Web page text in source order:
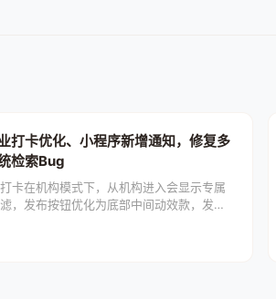
打卡优化、小程序新增通知，修复多
检索Bug
卡在机构模式下，从机构进入会显示专属
，发布按钮优化为底部中间动效款，发布